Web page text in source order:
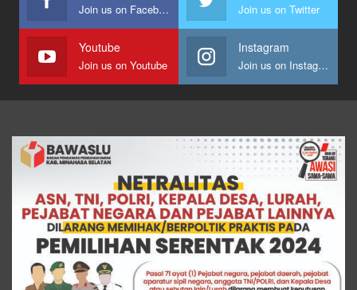
Join us on Facebook Join us on Twitter
Youtube
Join us on Youtube
Instagram
Join us on Instagram